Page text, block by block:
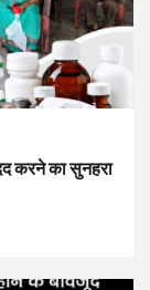
करने का सुनहरा